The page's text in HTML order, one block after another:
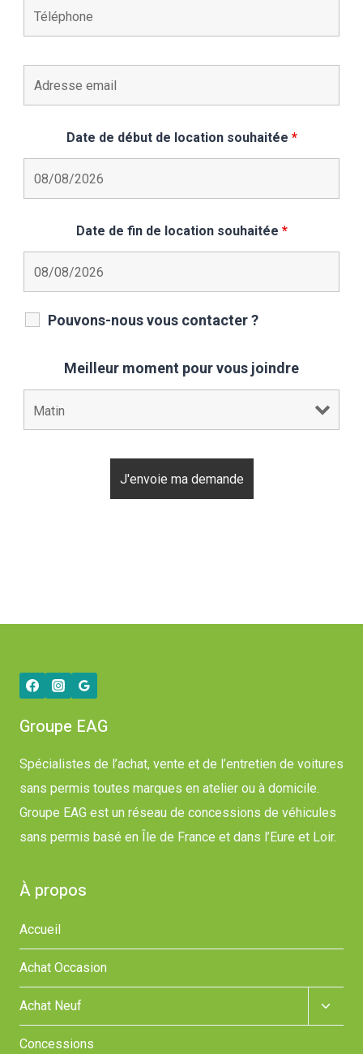
Date de début de location souhaitée *
Date de fin de location souhaitée *
Pouvons-nous vous contacter ?
Meilleur moment pour vous joindre
Groupe EAG
Spécialistes de l’achat, vente et de l’entretien de voitures
sans permis toutes marques en atelier ou à domicile.
Groupe EAG est un réseau de concessions de véhicules
sans permis basé en Île de France et dans l’Eure et Loir.
À propos
Accueil
Achat Occasion
Achat Neuf
Concessions